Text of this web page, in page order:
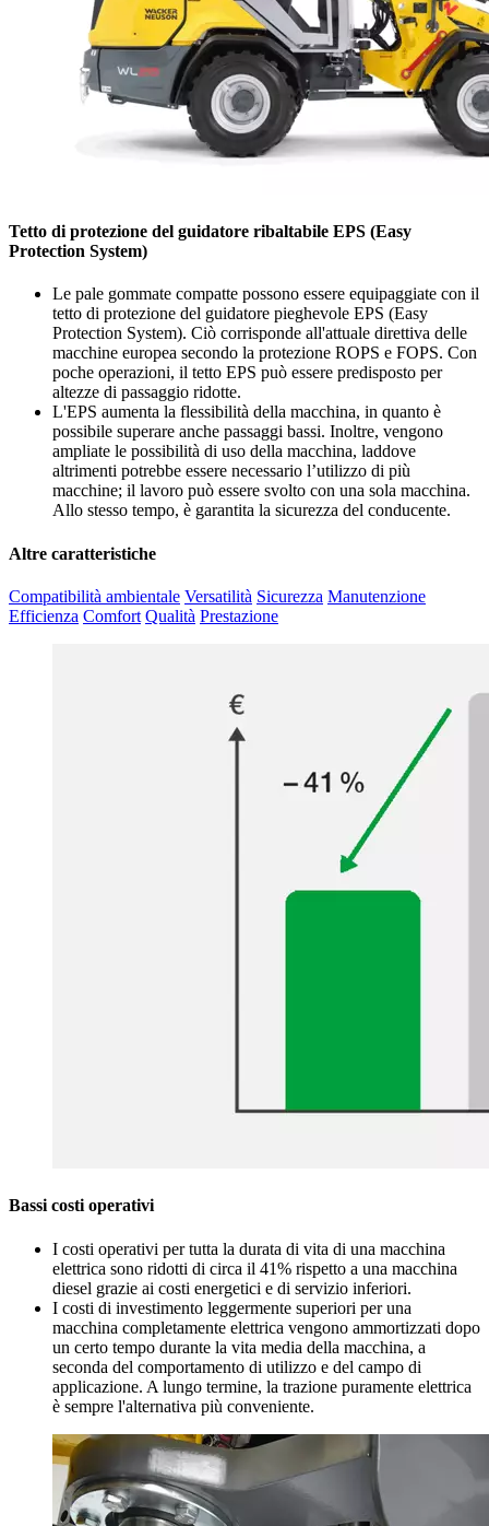
Tetto di protezione del guidatore ribaltabile EPS (Easy
Protection System)
Le pale gommate compatte possono essere equipaggiate con il
tetto di protezione del guidatore pieghevole EPS (Easy
Protection System). Ciò corrisponde all'attuale direttiva delle
macchine europea secondo la protezione ROPS e FOPS. Con
poche operazioni, il tetto EPS può essere predisposto per
altezze di passaggio ridotte.
L'EPS aumenta la flessibilità della macchina, in quanto è
possibile superare anche passaggi bassi. Inoltre, vengono
ampliate le possibilità di uso della macchina, laddove
altrimenti potrebbe essere necessario l’utilizzo di più
macchine; il lavoro può essere svolto con una sola macchina.
Allo stesso tempo, è garantita la sicurezza del conducente.
Altre caratteristiche
Compatibilità ambientale Versatilità Sicurezza Manutenzione
Efficienza Comfort Qualità Prestazione
Bassi costi operativi
I costi operativi per tutta la durata di vita di una macchina
elettrica sono ridotti di circa il 41% rispetto a una macchina
diesel grazie ai costi energetici e di servizio inferiori.
I costi di investimento leggermente superiori per una
macchina completamente elettrica vengono ammortizzati dopo
un certo tempo durante la vita media della macchina, a
seconda del comportamento di utilizzo e del campo di
applicazione. A lungo termine, la trazione puramente elettrica
è sempre l'alternativa più conveniente.